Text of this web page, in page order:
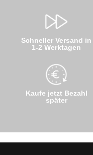
Schneller Versand in
1-2 Werktagen
Kaufe jetzt Bezahl
später